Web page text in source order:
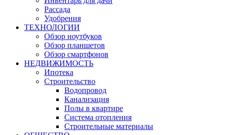
Рассада
Удобрения
ТЕХНОЛОГИИ
Обзор ноутбуков
Обзор планшетов
Обзор смартфонов
НЕДВИЖИМОСТЬ
Ипотека
Строительство
Водопровод
Канализация
Полы в квартире
Система отопления
Строительные материалы